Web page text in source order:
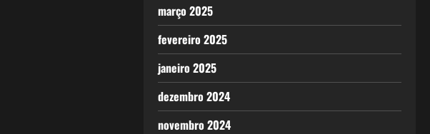
março 2025
fevereiro 2025
janeiro 2025
dezembro 2024
novembro 2024